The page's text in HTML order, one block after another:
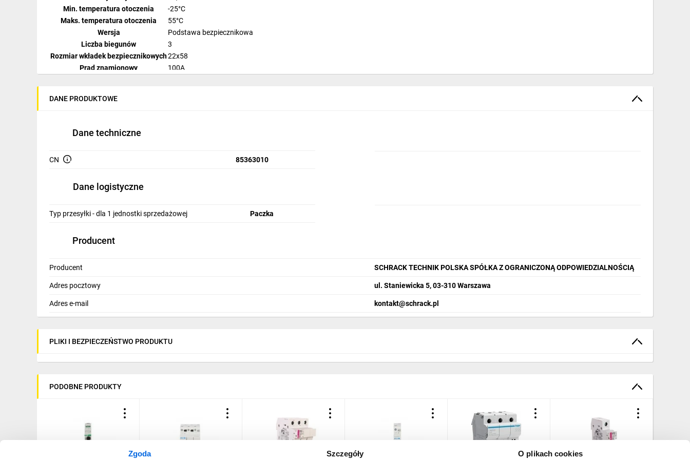
Zgoda Szczegóły O plikach cookies
IT, GSM
Budowa i Remont
Elektromobilność
Min. temperatura otoczenia
-25°C
Maks. temperatura otoczenia
55°C
Wersja
Podstawa bezpiecznikowa
Liczba biegunów
3
Rozmiar wkładek bezpiecznikowych22x58
Prąd znamionowy
100A
Producent
DANE PRODUKTOWE
Dane techniczne
CN 85363010
Dane logistyczne
Typ przesyłki - dla 1 jednostki sprzedażowej Paczka
Producent
Producent SCHRACK TECHNIK POLSKA SPÓŁKA Z OGRANICZONĄ ODPOWIEDZIALNOŚCIĄ
Adres pocztowy ul. Staniewicka 5, 03-310 Warszawa
Adres e-mail kontakt@schrack.pl
PLIKI I BEZPIECZEŃSTWO PRODUKTU
PODOBNE PRODUKTY